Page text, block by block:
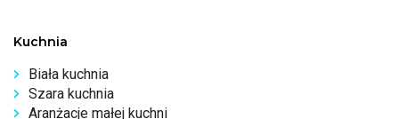
Kuchnia
Biała kuchnia
Szara kuchnia
Aranżacje małej kuchni